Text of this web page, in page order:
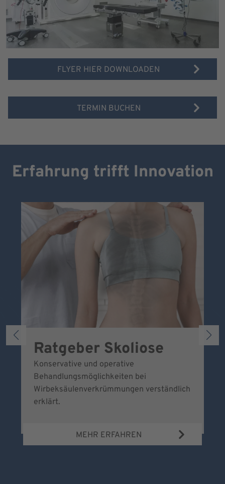
FLYER HIER DOWNLOADEN
TERMIN BUCHEN
Erfahrung trifft Innovation
Ratgeber Skoliose
Konservative und operative
Behandlungsmöglichkeiten bei
Wirbeksäulenverkrümmungen verständlich
erklärt.
MEHR ERFAHREN